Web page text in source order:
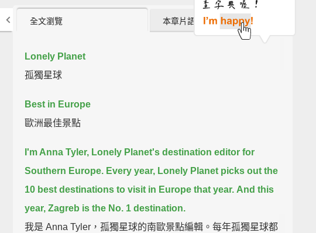
全文瀏覽 本章片語 (1)
Lonely Planet
孤獨星球
Best in Europe
歐洲最佳景點
I'm Anna Tyler, Lonely Planet's destination editor for
Southern Europe. Every year, Lonely Planet picks out the
10 best destinations to visit in Europe that year. And this
year, Zagreb is the No. 1 destination.
我是 Anna Tyler，孤獨星球的南歐景點編輯。每年孤獨星球都